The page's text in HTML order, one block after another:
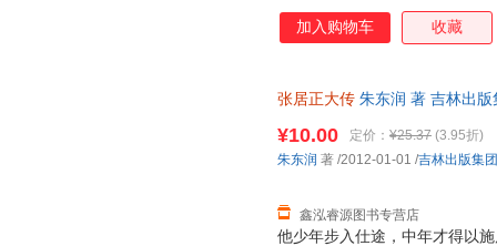
生机。《张居正大传》讲述了
其中充满了惊心动魄、纷繁芜
加入购物车 收藏
张居正大传 朱东润 著 吉林出
他少年步入仕途，中年才得以
¥10.00 定价： ¥25.37 (3.95折)
鑫泓睿源图书专营店
朱东润 著 /2012-01-01 /吉林出版集